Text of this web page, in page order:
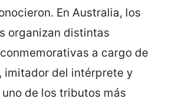
En Australia, los
organizan distintas
a cargo de
imitador del intérprete y
de los tributos más